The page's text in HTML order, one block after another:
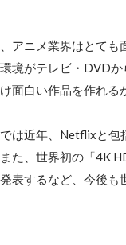
アニメ業界はとても
境がテレビ・DVD
面白い作品を作れる
は近年、Netflixと包
た、世界初の「4K
表するなど、今後も